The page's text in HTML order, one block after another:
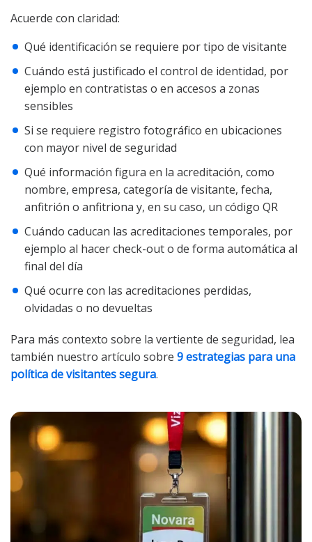
Acuerde con claridad:
Qué identificación se requiere por tipo de visitante
Cuándo está justificado el control de identidad, por
ejemplo en contratistas o en accesos a zonas
sensibles
Si se requiere registro fotográfico en ubicaciones
con mayor nivel de seguridad
Qué información figura en la acreditación, como
nombre, empresa, categoría de visitante, fecha,
anfitrión o anfitriona y, en su caso, un código QR
Cuándo caducan las acreditaciones temporales, por
ejemplo al hacer check-out o de forma automática al
final del día
Qué ocurre con las acreditaciones perdidas,
olvidadas o no devueltas
Para más contexto sobre la vertiente de seguridad, lea
también nuestro artículo sobre 9 estrategias para una
política de visitantes segura.